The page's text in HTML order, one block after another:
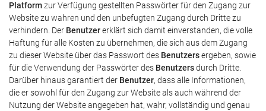
Platformzur Verfügung gestellten Passwörter für den Zugang zur
Website zu wahren und den unbefugten Zugang durch Dritte zu
verhindern. Der Benutzererklärt sich damit einverstanden, die volle
Haftung für alle Kosten zu übernehmen, die sich aus dem Zugang
zu dieser Website über das Passwort des Benutzersergeben, sowie
für die Verwendung der Passwörter des Benutzersdurch Dritte.
Darüber hinaus garantiert der Benutzer, dass alle Informationen,
die er sowohl für den Zugang zur Website als auch während der
Nutzung der Website angegeben hat, wahr, vollständig und genau